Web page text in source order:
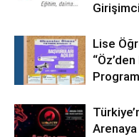
Lise
Arenaya